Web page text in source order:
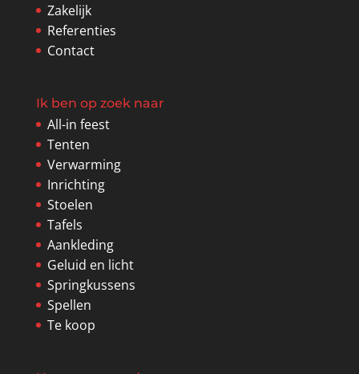
Zakelijk
Referenties
Contact
Ik ben op zoek naar
All-in feest
Tenten
Verwarming
Inrichting
Stoelen
Tafels
Aankleding
Geluid en licht
Springkussens
Spellen
Te koop